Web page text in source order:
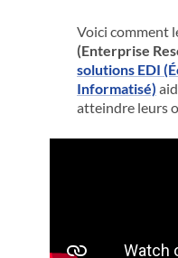
Voici comment
(Enterprise
solutions EDI
Informatisé)
atteindre leurs